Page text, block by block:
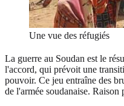
Une vue des réfugiés
La guerre au Soudan est le
l'accord, qui prévoit une
pouvoir. Ce jeu entraîne des
de l'armée soudanaise.